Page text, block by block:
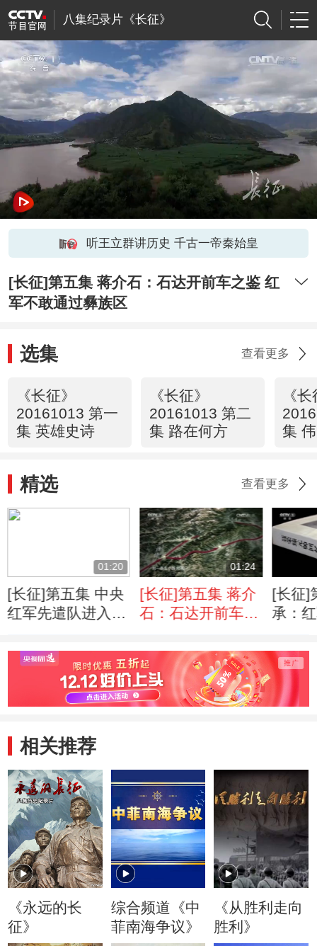
八集纪录片《长征》
听王立群讲历史 千古一帝秦始皇
[长征]第五集 蒋介石：石达开前车之鉴 红
军不敢通过彝族区
选集 查看更多
《长征》
20161013 第一
集 英雄史诗
《长征》
20161013 第二
集 路在何方
《
集
精选 查看更多
01:20
[长征]第五集 中央
红军先遣队进入彝
01:24
[长征]第五集 蒋介
石：石达开前车之
彝族区
[长征]
承：
得穷
相关推荐
《永远的长
征》
综合频道《中
菲南海争议》
《从胜利走向
胜利》